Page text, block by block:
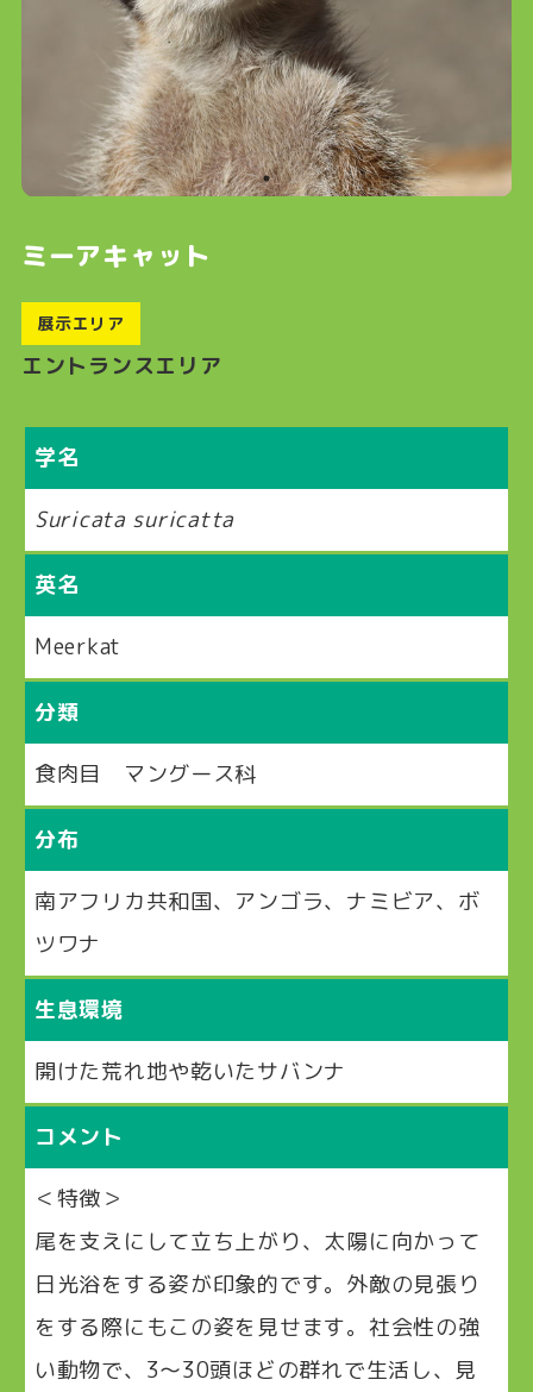
ミーアキャット
展示エリア
エントランスエリア
学名
Suricata suricatta
英名
Meerkat
分類
食肉目 マングース科
分布
南アフリカ共和国、アンゴラ、ナミビア、ボ
ツワナ
生息環境
開けた荒れ地や乾いたサバンナ
コメント
＜特徴＞
尾を支えにして立ち上がり、太陽に向かって
日光浴をする姿が印象的です。外敵の見張り
をする際にもこの姿を見せます。社会性の強
い動物で、3～30頭ほどの群れで生活し、見